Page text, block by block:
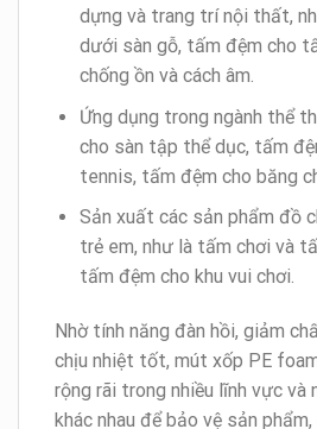
dựng và trang trí nội thất,
dưới sàn gỗ, tấm đệm cho
chống ồn và cách âm.
Ứng dụng trong ngành thể
cho sàn tập thể dục, tấm
tennis, tấm đệm cho băng
Sản xuất các sản phẩm đồ
trẻ em, như là tấm chơi và
tấm đệm cho khu vui chơi.
Nhờ tính năng đàn hồi, giảm
chịu nhiệt tốt, mút xốp PE
rộng rãi trong nhiều lĩnh vực và
khác nhau để bảo vệ sản